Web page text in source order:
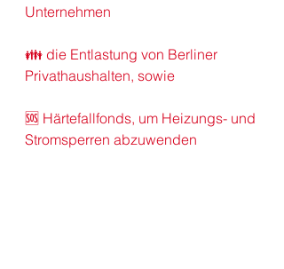
Unternehmen
👪 die Entlastung von Berliner
Privathaushalten, sowie
🆘 Härtefallfonds, um Heizungs- und
Stromsperren abzuwenden